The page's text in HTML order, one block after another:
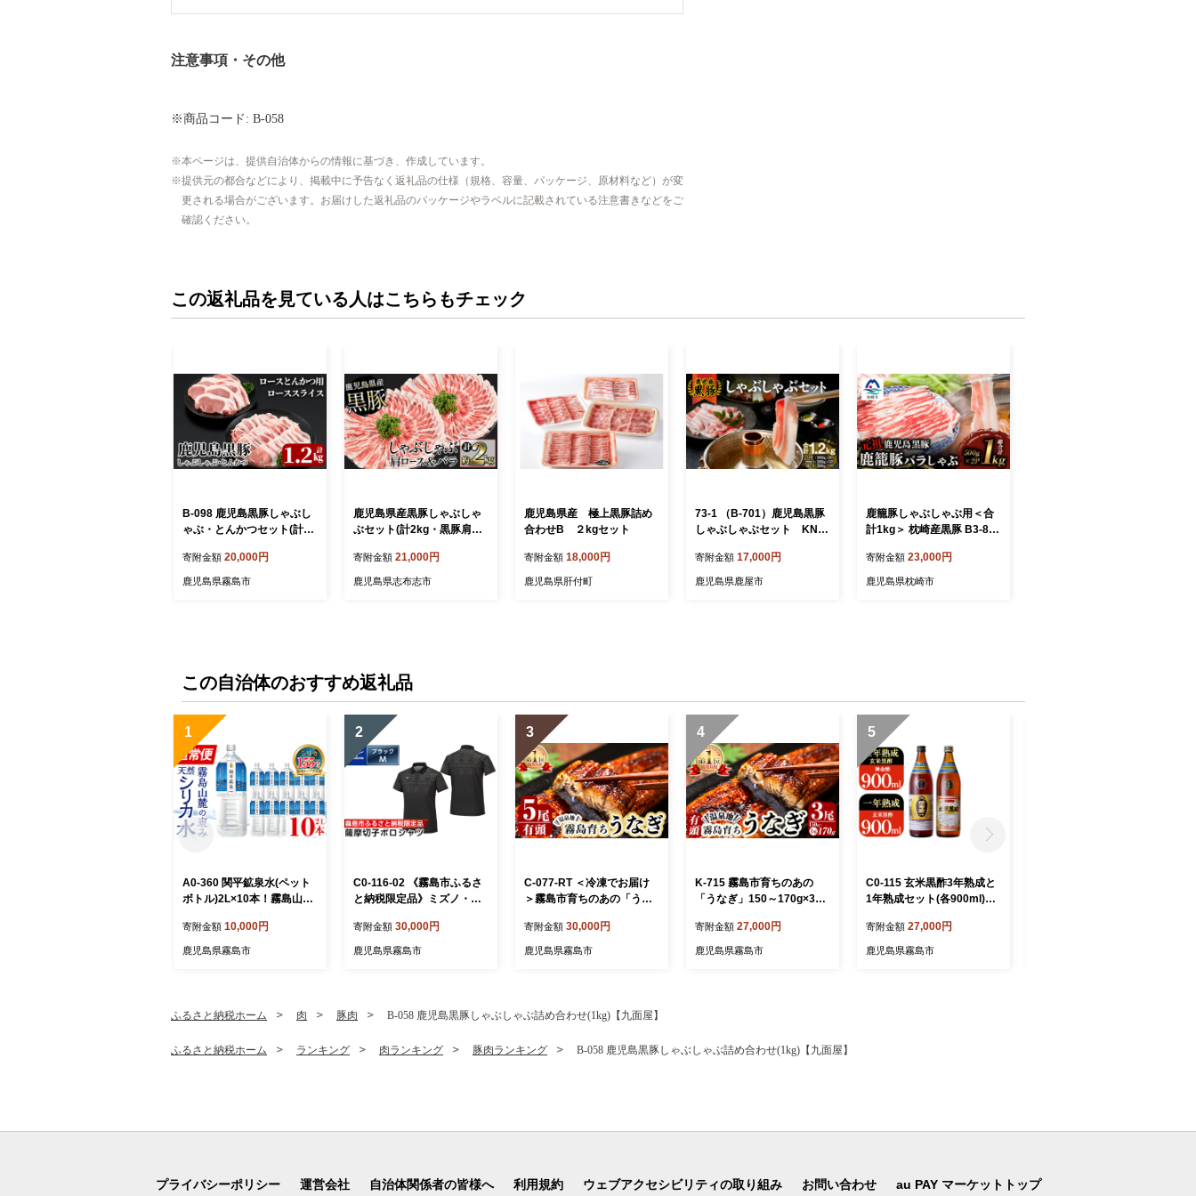
注意事項・その他
※商品コード: B-058
本ページは、提供自治体からの情報に基づき、作成しています。
提供元の都合などにより、掲載中に予告なく返礼品の仕様（規格、容量、パッケージ、原材料など）が変
更される場合がございます。お届けした返礼品のパッケージやラベルに記載されている注意書きなどをご
確認ください。
この返礼品を見ている人はこちらもチェック
B-098 鹿児島黒豚しゃぶし
ゃぶ・とんかつセット(計1.
寄附金額 20,000円
鹿児島県霧島市
鹿児島県産黒豚しゃぶしゃ
ぶセット(計2kg・黒豚肩ロ
黒豚バラしゃぶしゃぶ 500g
×2P) b1-009
寄附金額 21,000円
鹿児島県志布志市
鹿児島県産 極上黒豚詰め
合わせB ２kgセット
寄附金額 18,000円
鹿児島県肝付町
73-1 （B-701）鹿児島黒豚
しゃぶしゃぶセット KN00
寄附金額 17,000円
鹿児島県鹿屋市
鹿籠豚しゃぶしゃぶ用＜合
計1kg＞ 枕崎産黒豚 B3-8_
鹿児島県 【1166989】
寄附金額 23,000円
鹿児島県枕崎市
この自治体のおすすめ返礼品
1
A0-360 関平鉱泉水(ペット
ボトル)2L×10本！霧島山麓
温泉水♪美容と健康のミネラ
ル成分シリカが豊富なミネ
寄附金額 10,000円
鹿児島県霧島市
2
C0-116-02 《霧島市ふるさ
と納税限定品》ミズノ・薩
ク・M)【ミズノ】 日本製 国
産 スポーツ 運動 トレーニ
寄附金額 30,000円
鹿児島県霧島市
3
C-077-RT ＜冷凍でお届け
＞霧島市育ちのあの「うな
水産】霧島市 鰻 ウナギ 蒲
焼き 蒲焼 国産
寄附金額 30,000円
鹿児島県霧島市
4
K-715 霧島市育ちのあの
「うなぎ」150～170g×3
ウナギ 蒲焼き 蒲焼 国産
寄附金額 27,000円
鹿児島県霧島市
5
C0-115 玄米黒酢3年熟成と
1年熟成セット(各900ml)
寄附金額 27,000円
鹿児島県霧島市
ふるさと納税ホーム 肉 豚肉 B-058 鹿児島黒豚しゃぶしゃぶ詰め合わせ(1kg)【九面屋】
ふるさと納税ホーム ランキング 肉ランキング 豚肉ランキング B-058 鹿児島黒豚しゃぶしゃぶ詰め合わせ(1kg)【九面屋】
プライバシーポリシー 運営会社 自治体関係者の皆様へ 利用規約 ウェブアクセシビリティの取り組み お問い合わせ au PAY マーケットトップ